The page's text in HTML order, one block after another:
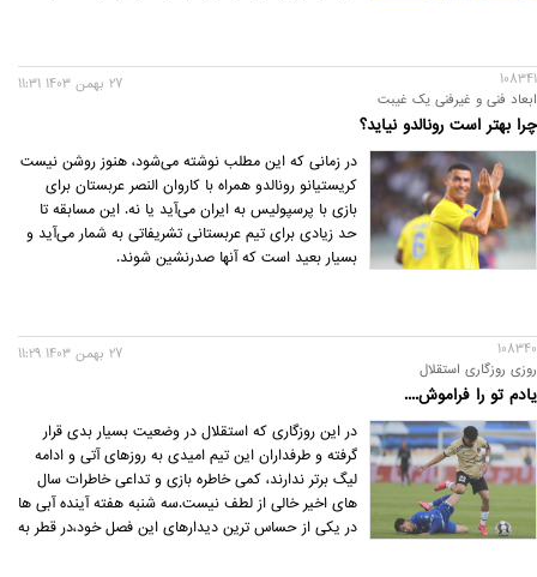
108341
ابعاد فنی و غیرفنی یک غیبت
چرا بهتر است رونالدو نیاید؟
27 بهمن 1403 11:31
در زمانی که این مطلب نوشته می‌شود، هنوز روشن نیست
کریستیانو رونالدو همراه با کاروان النصر عربستان برای
بازی با پرسپولیس به ایران می‌آید یا نه. این مسابقه تا
حد زیادی برای تیم عربستانی تشریفاتی به شمار می‌آید و
بسیار بعید است که آنها صدرنشین شوند.
108340
روزی روزگاری استقلال
یادم تو را فراموش....
27 بهمن 1403 11:29
در این روزگاری که استقلال در وضعیت بسیار بدی قرار
گرفته و طرفداران این تیم امیدی به روزهای آتی و ادامه
لیگ برتر ندارند، کمی خاطره بازی و تداعی خاطرات سال
های اخیر خالی از لطف نیست.سه شنبه هفته آینده آبی ها
در یکی از حساس ترین دیدارهای این فصل خود،در قطر به